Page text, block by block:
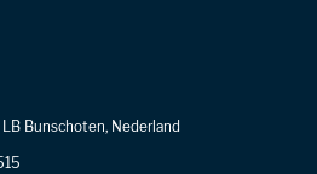
Bunschoten, Nederland